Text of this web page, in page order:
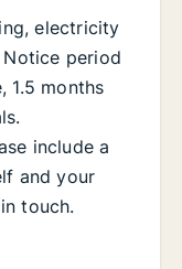
electricity
period
1.5 months
include a
and your
touch.